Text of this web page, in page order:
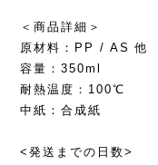
＜商品詳細＞
原材料：PP / AS 他
容量：350ml
耐熱温度：100℃
中紙：合成紙
<発送までの日数>